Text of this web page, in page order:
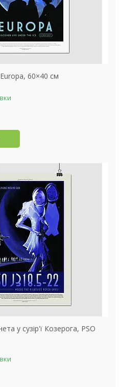
60×40 см
у сузір'ї Козерога, PSO